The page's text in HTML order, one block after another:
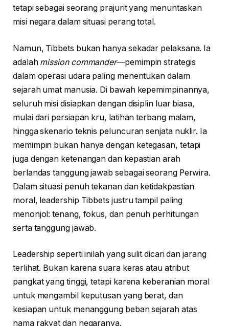
tetapi sebagai seorang prajurit yang menuntaskan
misi negara dalam situasi perang total.
Namun, Tibbets bukan hanya sekadar pelaksana. Ia
adalah mission commander—pemimpin strategis
dalam operasi udara paling menentukan dalam
sejarah umat manusia. Di bawah kepemimpinannya,
seluruh misi disiapkan dengan disiplin luar biasa,
mulai dari persiapan kru, latihan terbang malam,
hingga skenario teknis peluncuran senjata nuklir. Ia
memimpin bukan hanya dengan ketegasan, tetapi
juga dengan ketenangan dan kepastian arah
berlandas tanggung jawab sebagai seorang Perwira.
Dalam situasi penuh tekanan dan ketidakpastian
moral, leadership Tibbets justru tampil paling
menonjol: tenang, fokus, dan penuh perhitungan
serta tanggung jawab.
Leadership seperti inilah yang sulit dicari dan jarang
terlihat. Bukan karena suara keras atau atribut
pangkat yang tinggi, tetapi karena keberanian moral
untuk mengambil keputusan yang berat, dan
kesiapan untuk menanggung beban sejarah atas
nama rakyat dan negaranya.